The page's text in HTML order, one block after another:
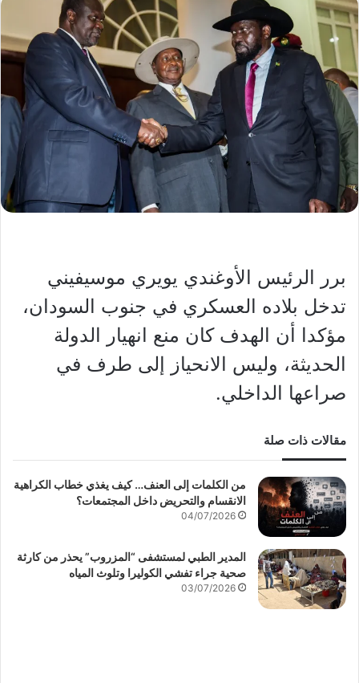
برر الرئيس الأوغندي يويري موسيفيني
تدخل بلاده العسكري في جنوب السودان،
مؤكدا أن الهدف كان منع انهيار الدولة
الحديثة، وليس الانحياز إلى طرف في
صراعها الداخلي.
مقالات ذات صلة
من الكلمات إلى العنف… كيف يغذي خطاب الكراهية
الانقسام والتحريض داخل المجتمعات؟
04/07/2026
المدير الطبي لمستشفى “المزروب” يحذر من كارثة
صحية جراء تفشي الكوليرا وتلوث المياه
03/07/2026